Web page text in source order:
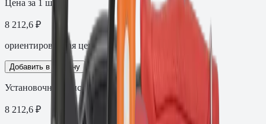
Цена за 1 шт
8 212,6 ₽
ориентировочная цена с НДС
Добавить в корзину
Установочный инструмент, ручной
8 212,6 ₽